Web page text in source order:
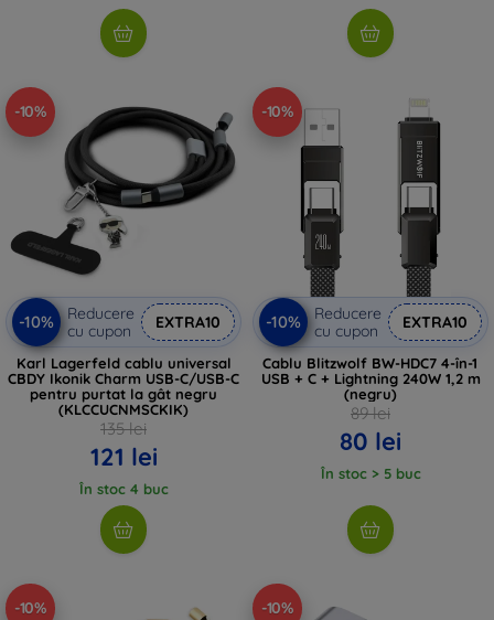
-10%
-10%
Reducere
cu cupon
EXTRA10
Karl Lagerfeld cablu universal
CBDY Ikonik Charm USB-C/USB-C
pentru purtat la gât negru
(KLCCUCNMSCKIK)
135 lei
121 lei
În stoc 4 buc
-10%
-10%
Reducere
cu cupon
EXTRA10
Cablu Blitzwolf BW-HDC7 4-în-1
USB + C + Lightning 240W 1,2 m
(negru)
89 lei
80 lei
În stoc > 5 buc
-10% -10%